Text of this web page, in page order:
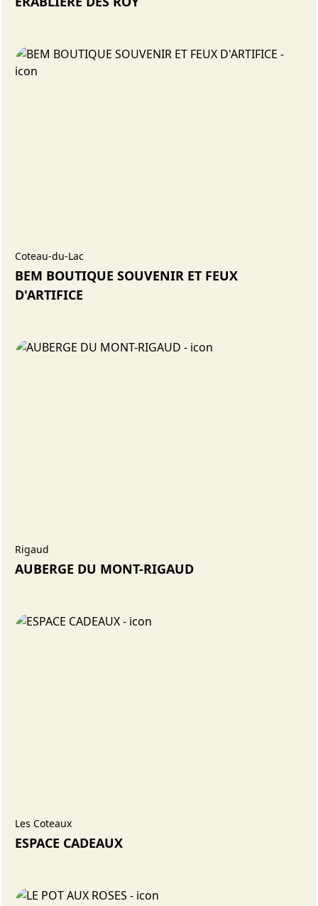
Coteau-du-Lac
BEM BOUTIQUE SOUVENIR ET FEUX
D'ARTIFICE
Rigaud
AUBERGE DU MONT-RIGAUD
Les Coteaux
ESPACE CADEAUX